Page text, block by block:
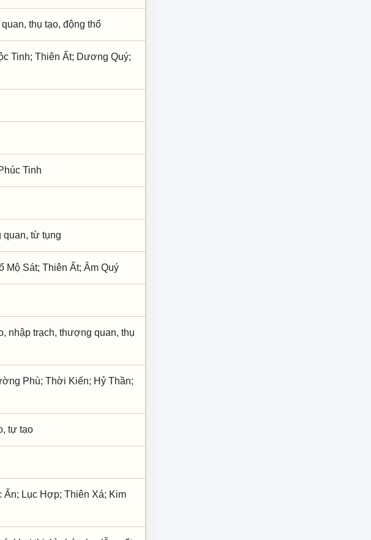
thụ tạo, động thổ
Tinh; Thiên Ất; Dương Quý;
Tinh
quan, từ tụng
Mộ Sát; Thiên Ất; Âm Quý
nhập trạch, thượng quan, thụ
Phù; Thời Kiến; Hỷ Thần;
tự tạo
Lục Hợp; Thiên Xá; Kim